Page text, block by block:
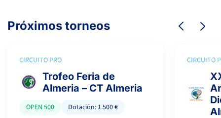
Próximos torneos
CIRCUITO PRO
Trofeo Feria de
Almeria – CT Almeria
OPEN 500
Dotación: 1.500 €
CIRCUITO